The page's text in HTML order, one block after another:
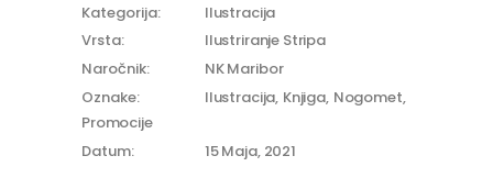
Kategorija:
Ilustracija
Vrsta:
Ilustriranje Stripa
Naročnik:
NK Maribor
Oznake:
Ilustracija Knjiga Nogomet
Promocije
Datum:
15 Maja, 2021